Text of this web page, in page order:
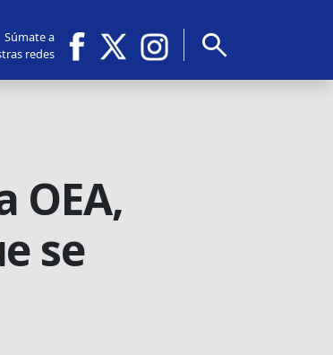
Súmate a
redes
search
OEA,
se